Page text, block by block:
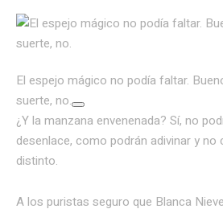
El espejo mágico no podía faltar.
suerte, no.
¿Y la manzana envenenada? Sí, no
desenlace, como podrán adivinar y
distinto.
A los puristas seguro que Blanca